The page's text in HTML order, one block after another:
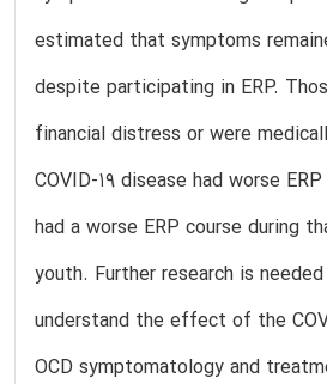
estimated that symptoms
despite participating in ERP.
financial distress or were
COVID-19 disease had worse
had a worse ERP course during
youth. Further research is
understand the effect of the
OCD symptomatology and